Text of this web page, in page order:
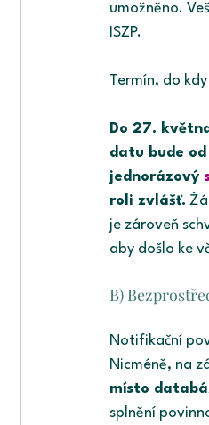
umožněno.
ISZP.
Termín, do
Do 27.
datu bude
jednorázový
roli zvlášť.
je zároveň
aby došlo ke
B)
Notifikační
Nicméně, na
místo
splnění